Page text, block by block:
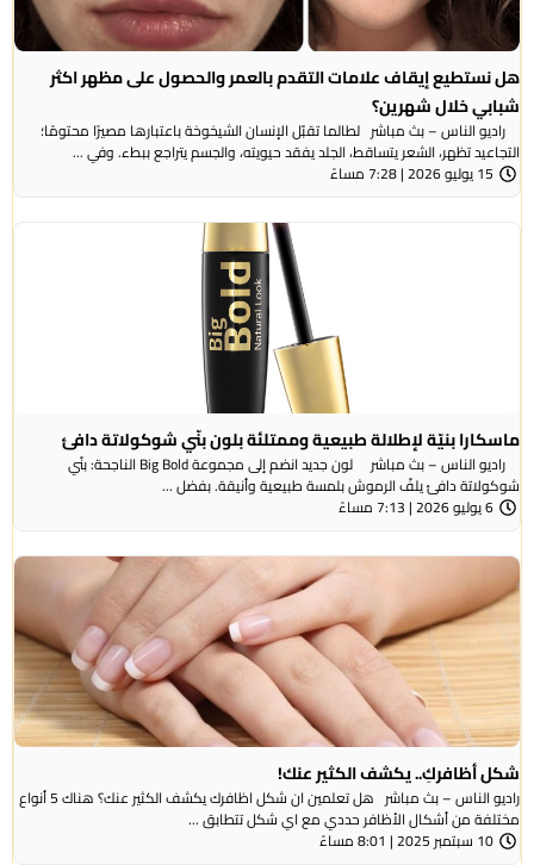
هل نستطيع إيقاف علامات التقدم بالعمر والحصول على مظهر اكثر
شبابي خلال شهرين؟
راديو الناس – بث مباشر لطالما تقبّل الإنسان الشيخوخة باعتبارها مصيرًا محتومًا؛
التجاعيد تظهر، الشعر يتساقط، الجلد يفقد حيويته، والجسم يتراجع ببطء. وفي ...
15 يوليو 2026 | 7:28 مساءً
ماسكارا بنيّة لإطلالة طبيعية وممتلئة بلون بنّي شوكولاتة دافئ
راديو الناس – بث مباشر لون جديد انضم إلى مجموعة Big Bold الناجحة: بنّي
شوكولاتة دافئ يلفّ الرموش بلمسة طبيعية وأنيقة. بفضل ...
6 يوليو 2026 | 7:13 مساءً
شكل أظافركِ.. يكشف الكثير عنك!
راديو الناس – بث مباشر هل تعلمين ان شكل اظافرك يكشف الكثير عنك؟ هناك 5 أنواع
مختلفة من أشكال الأظافر حددي مع اي شكل تتطابق ...
10 سبتمبر 2025 | 8:01 مساءً